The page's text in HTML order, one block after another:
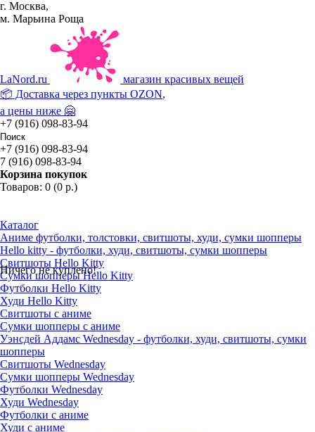
г. Москва,
м. Марьина Роща
LaNord.ru
магазин красивых вещей
📦 Доставка через пункты OZON,
а цены ниже 🤗
+7 (916) 098-83-94
+7 (916) 098-83-94
7 (916) 098-83-94
Корзина покупок
Товаров: 0 (0 р.)
Ничего не куплено!
Каталог
Аниме футболки, толстовки, свитшоты, худи, сумки шопперы
Hello kitty - футболки, худи, свитшоты, сумки шопперы
Свитшоты Hello Kitty
Сумки шопперы Hello Kitty
Футболки Hello Kitty
Худи Hello Kitty
Свитшоты с аниме
Сумки шопперы с аниме
Уэнсдей Аддамс Wednesday - футболки, худи, свитшоты, сумки
шопперы
Свитшоты Wednesday
Сумки шопперы Wednesday
Футболки Wednesday
Худи Wednesday
Футболки с аниме
Худи с аниме